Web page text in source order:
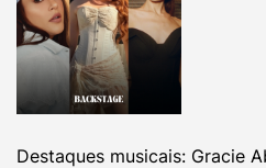
Destaques musicais: Gracie